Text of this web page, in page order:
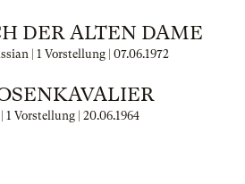
DER ALTEN DAME
| 1 Vorstellung | 07.06.1972
1 Vorstellung | 20.06.1964